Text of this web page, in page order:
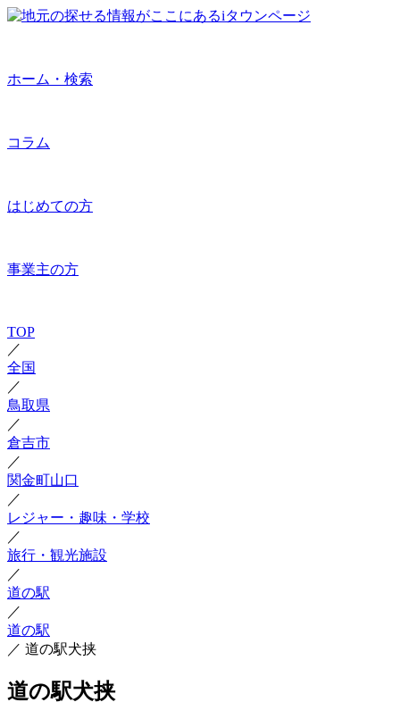
ホーム・検索
コラム
はじめての方
事業主の方
TOP
／
全国
／
鳥取県
／
倉吉市
／
関金町山口
／
レジャー・趣味・学校
／
旅行・観光施設
／
道の駅
／
道の駅
／ 道の駅犬挟
道の駅犬挟